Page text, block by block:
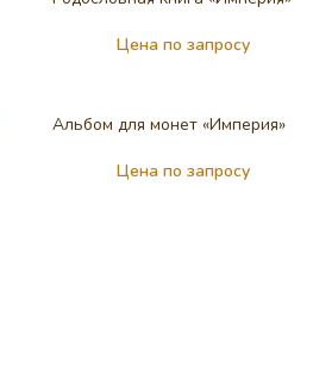
Цена по запросу
Альбом для монет «Империя»
Цена по запросу